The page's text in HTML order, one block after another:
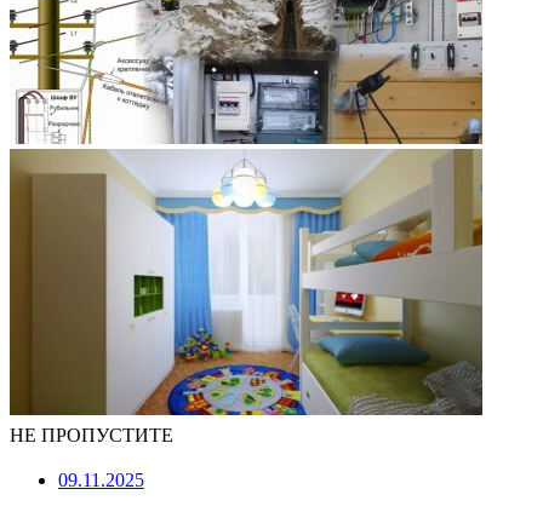
НЕ ПРОПУСТИТЕ
09.11.2025